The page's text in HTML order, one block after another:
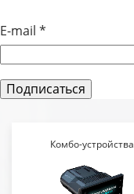
E-mail *
Комбо-устройства